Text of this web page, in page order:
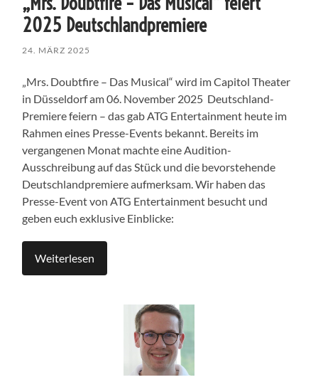
2025 Deutschlandpremiere
24. MÄRZ 2025
„Mrs. Doubtfire – Das Musical“ wird im Capitol Theater
in Düsseldorf am 06. November 2025 Deutschland-
Premiere feiern – das gab ATG Entertainment heute im
Rahmen eines Presse-Events bekannt. Bereits im
vergangenen Monat machte eine Audition-
Ausschreibung auf das Stück und die bevorstehende
Deutschlandpremiere aufmerksam. Wir haben das
Presse-Event von ATG Entertainment besucht und
geben euch exklusive Einblicke:
Weiterlesen